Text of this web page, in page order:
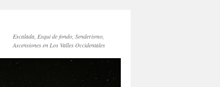
Escalada, Esqui de fondo, Senderismo,
Ascensiones en Los Valles Occidentales